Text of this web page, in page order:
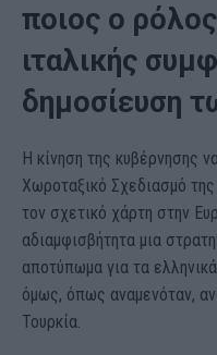
ποιος ο
ιταλικής
δημοσίευση
Η κίνηση της κυβέρνησης
Χωροταξικό Σχεδιασμό
τον σχετικό χάρτη στην
αδιαμφισβήτητα μια
αποτύπωμα για τα
όμως, όπως αναμενόταν,
Τουρκία.